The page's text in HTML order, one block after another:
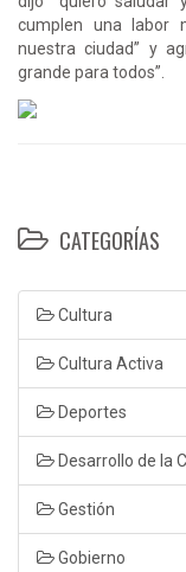
cumplen una labor
nuestra ciudad” y
grande para todos”.
CATEGORÍAS
Cultura
Cultura Activa
Deportes
Desarrollo de la
Gestión
Gobierno